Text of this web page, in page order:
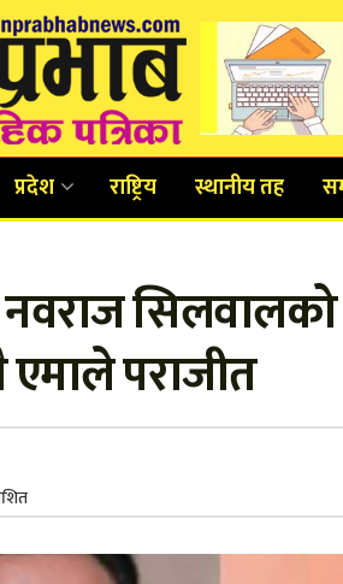
प्रदेश राष्ट्रिय स्थानीय तह
पराजीत